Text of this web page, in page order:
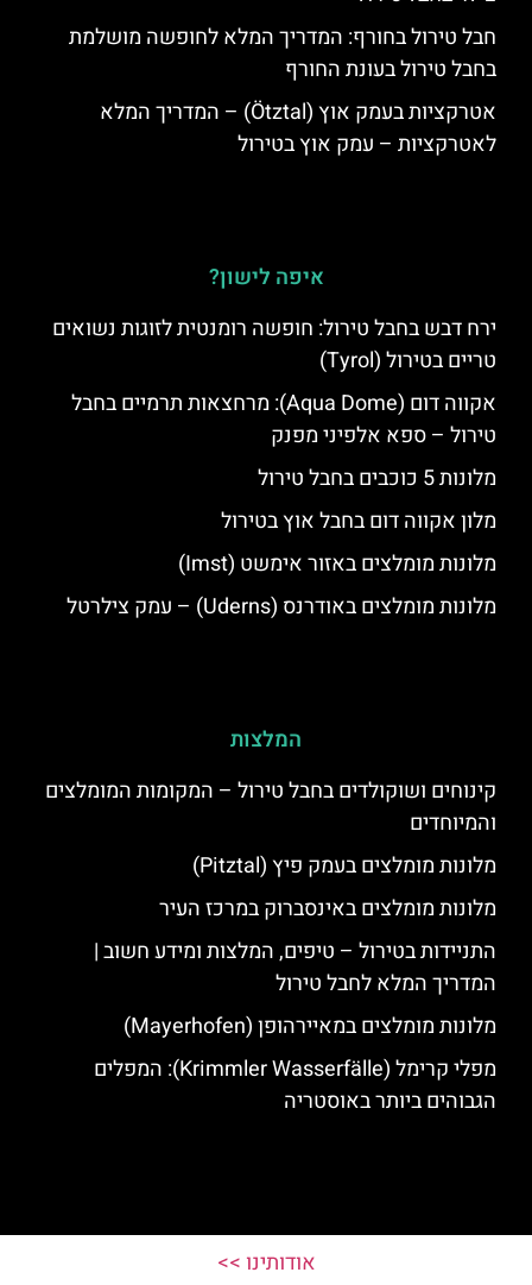
חבל טירול בחורף: המדריך המלא לחופשה מושלמת
בחבל טירול בעונת החורף
אטרקציות בעמק אוץ (Ötztal) – המדריך המלא
לאטרקציות – עמק אוץ בטירול
איפה לישון?
ירח דבש בחבל טירול: חופשה רומנטית לזוגות נשואים
טריים בטירול (Tyrol)
אקווה דום (Aqua Dome): מרחצאות תרמיים בחבל
טירול – ספא אלפיני מפנק
מלונות 5 כוכבים בחבל טירול
מלון אקווה דום בחבל אוץ בטירול
מלונות מומלצים באזור אימשט (Imst)
מלונות מומלצים באודרנס (Uderns) – עמק צילרטל
המלצות
קינוחים ושוקולדים בחבל טירול – המקומות המומלצים
והמיוחדים
מלונות מומלצים בעמק פיץ (Pitztal)
מלונות מומלצים באינסברוק במרכז העיר
התניידות בטירול – טיפים, המלצות ומידע חשוב |
המדריך המלא לחבל טירול
מלונות מומלצים במאיירהופן (Mayerhofen)
מפלי קרימל (Krimmler Wasserfälle): המפלים
הגבוהים ביותר באוסטריה
אודותינו >>